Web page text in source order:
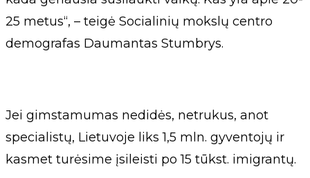
25 metus“, – teigė Socialinių mokslų centro
demografas Daumantas Stumbrys.
Jei gimstamumas nedidės, netrukus, anot
specialistų, Lietuvoje liks 1,5 mln. gyventojų ir
kasmet turėsime įsileisti po 15 tūkst. imigrantų.